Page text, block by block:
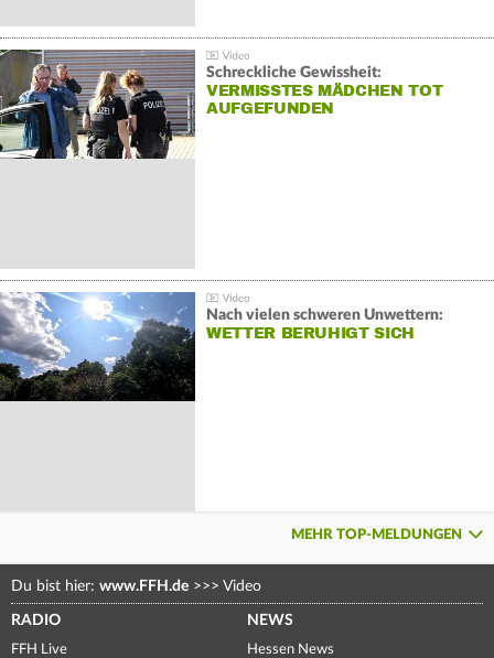
Schreckliche Gewissheit:
VERMISSTES MÄDCHEN TOT
AUFGEFUNDEN
Nach vielen schweren Unwettern:
WETTER BERUHIGT SICH
MEHR TOP-MELDUNGEN
Du bist hier: www.FFH.de >>> Video
RADIO
FFH Live
NEWS
Hessen News